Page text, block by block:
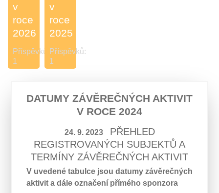
v
roce
2026
Příspěvků:
1
v
roce
2025
Příspěvků:
1
DATUMY ZÁVĚREČNÝCH AKTIVIT
V ROCE 2024
24. 9. 2023
PŘEHLED
REGISTROVANÝCH SUBJEKTŮ A
TERMÍNY ZÁVĚREČNÝCH AKTIVIT
V uvedené tabulce jsou datumy závěrečných
aktivit a dále označení přímého sponzora